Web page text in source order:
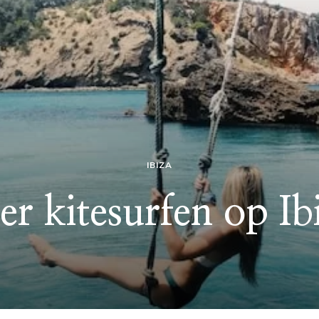
IBIZA
kitesurfen op